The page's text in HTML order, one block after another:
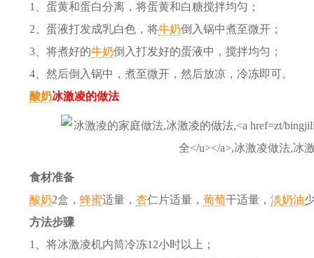
1、蛋黄和蛋白分离，将蛋黄和白糖搅拌均匀；
2、蛋液打发成乳白色，将牛奶倒入锅中煮至微开；
3、将煮好的牛奶倒入打发好的蛋液中，搅拌均匀；
4、然后倒入锅中，煮至微开，然后放凉，冷冻即可。
酸奶冰激凌的做法
食材准备
酸奶2盒， 蜂蜜适量， 杏仁 片适量， 葡萄干适量， 淡奶油
方法步骤
1、将冰激凌机内筒冷冻12小时以上；